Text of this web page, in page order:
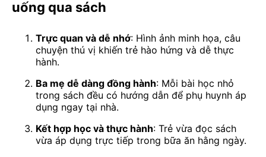
uống qua sách
Trực quan và dễ nhớ: Hình ảnh minh họa, câu
chuyện thú vị khiến trẻ hào hứng và dễ thực
hành.
Ba mẹ dễ dàng đồng hành: Mỗi bài học nhỏ
trong sách đều có hướng dẫn để phụ huynh áp
dụng ngay tại nhà.
Kết hợp học và thực hành: Trẻ vừa đọc sách
vừa áp dụng trực tiếp trong bữa ăn hằng ngày.